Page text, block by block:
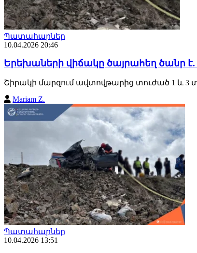
Պատահարներ
10.04.2026 20:46
Երեխաների վիճակը ծայրահեղ ծանր
Շիրակի մարզում ավտովթարից տուժած 1 և
Mariam Z.
Պատահարներ
10.04.2026 13:51